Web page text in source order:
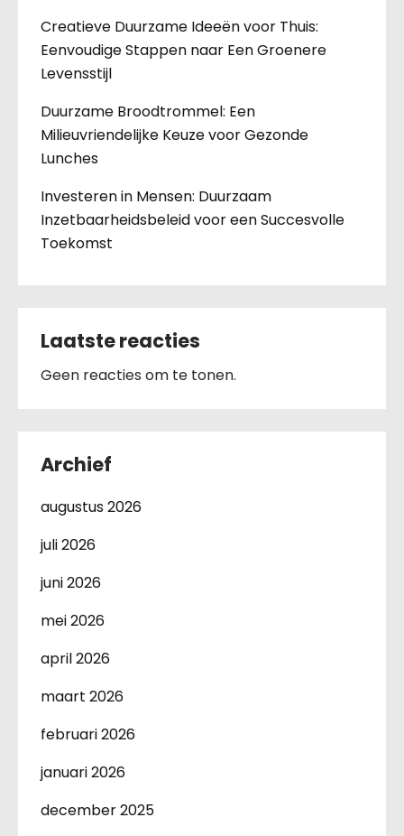
Creatieve Duurzame Ideeën voor Thuis:
Eenvoudige Stappen naar Een Groenere
Levensstijl
Duurzame Broodtrommel: Een
Milieuvriendelijke Keuze voor Gezonde
Lunches
Investeren in Mensen: Duurzaam
Inzetbaarheidsbeleid voor een Succesvolle
Toekomst
Laatste reacties
Geen reacties om te tonen.
Archief
augustus 2026
juli 2026
juni 2026
mei 2026
april 2026
maart 2026
februari 2026
januari 2026
december 2025